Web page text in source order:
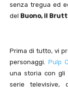
senza tregua ed
del Buono, il
Prima di tutto, vi
personaggi. Pulp
una storia con gli
serie televisive,